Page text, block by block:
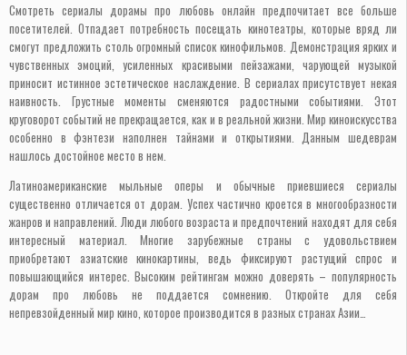
Смотреть сериалы дорамы про любовь онлайн предпочитает все больше
посетителей. Отпадает потребность посещать кинотеатры, которые вряд ли
смогут предложить столь огромный список кинофильмов. Демонстрация ярких и
чувственных эмоций, усиленных красивыми пейзажами, чарующей музыкой
приносит истинное эстетическое наслаждение. В сериалах присутствует некая
наивность. Грустные моменты сменяются радостными событиями. Этот
круговорот событий не прекращается, как и в реальной жизни. Мир киноискусства
особенно в фэнтези наполнен тайнами и открытиями. Данным шедеврам
нашлось достойное место в нем.
Латиноамериканские мыльные оперы и обычные приевшиеся сериалы
существенно отличается от дорам. Успех частично кроется в многообразности
жанров и направлений. Люди любого возраста и предпочтений находят для себя
интересный материал. Многие зарубежные страны с удовольствием
приобретают азиатские кинокартины, ведь фиксируют растущий спрос и
повышающийся интерес. Высоким рейтингам можно доверять – популярность
дорам про любовь не поддается сомнению. Откройте для себя
непревзойденный мир кино, которое производится в разных странах Азии…